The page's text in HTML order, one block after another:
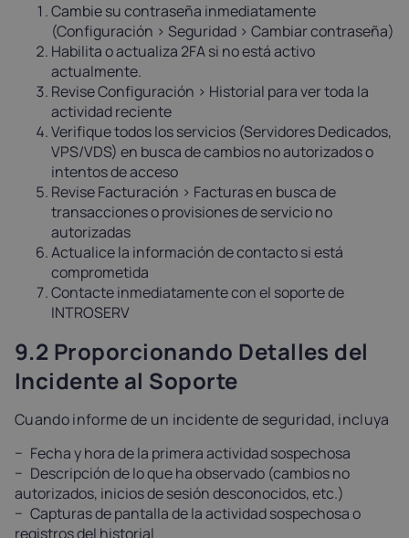
Cambie su contraseña inmediatamente
(Configuración > Seguridad > Cambiar contraseña)
Habilita o actualiza 2FA si no está activo
actualmente.
Revise Configuración > Historial para ver toda la
actividad reciente
Verifique todos los servicios (Servidores Dedicados,
VPS/VDS) en busca de cambios no autorizados o
intentos de acceso
Revise Facturación > Facturas en busca de
transacciones o provisiones de servicio no
autorizadas
Actualice la información de contacto si está
comprometida
Contacte inmediatamente con el soporte de
INTROSERV
9.2 Proporcionando Detalles del
Incidente al Soporte
Cuando informe de un incidente de seguridad, incluya
Fecha y hora de la primera actividad sospechosa
Descripción de lo que ha observado (cambios no
autorizados, inicios de sesión desconocidos, etc.)
Capturas de pantalla de la actividad sospechosa o
registros del historial